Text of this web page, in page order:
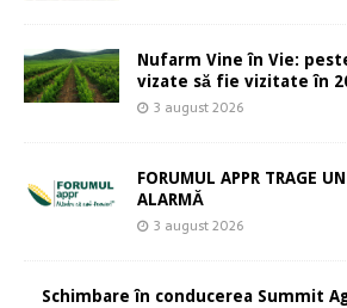
Nufarm Vine în Vie:
vizate să fie vizitate în
3 august 2026
FORUMUL APPR TRAGE
ALARMĂ
3 august 2026
Schimbare în conducerea Summit